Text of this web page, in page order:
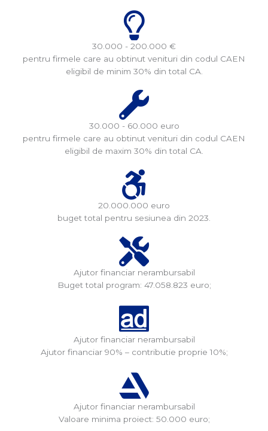
30.000 - 200.000 €
pentru firmele care au obtinut venituri din codul CAEN
eligibil de minim 30% din total CA.
30.000 - 60.000 euro
pentru firmele care au obtinut venituri din codul CAEN
eligibil de maxim 30% din total CA.
20.000.000 euro
buget total pentru sesiunea din 2023.
Ajutor financiar nerambursabil
Buget total program: 47.058.823 euro;
Ajutor financiar nerambursabil
Ajutor financiar 90% – contributie proprie 10%;
Ajutor financiar nerambursabil
Valoare minima proiect: 50.000 euro;